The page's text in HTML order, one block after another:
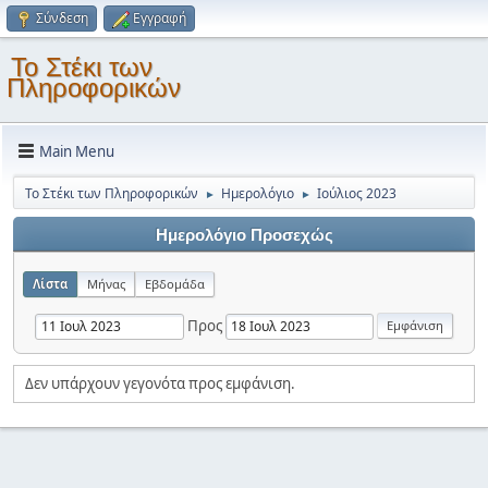
Σύνδεση Εγγραφή
Το Στέκι των
Πληροφορικών
Main Menu
Το Στέκι των Πληροφορικών ► Ημερολόγιο ► Ιούλιος 2023
Ημερολόγιο Προσεχώς
Λίστα Μήνας Εβδομάδα
Προς
Δεν υπάρχουν γεγονότα προς εμφάνιση.